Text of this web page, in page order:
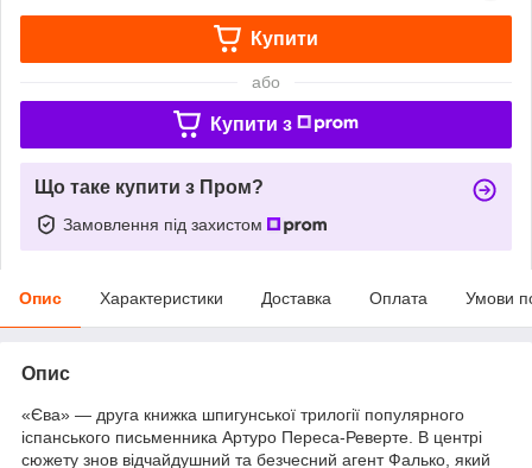
Купити
або
Купити з
Що таке купити з Пром?
Замовлення під захистом
Опис Характеристики Доставка Оплата Умови
Опис
«Єва» — друга книжка шпигунської трилогії популярного
іспанського письменника Артуро Переса-Реверте. В центрі
сюжету знов відчайдушний та безчесний агент Фалько, який